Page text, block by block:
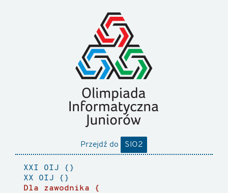
Przejdź do SIO2
XXI OIJ
XX OIJ
Dla zawodnika